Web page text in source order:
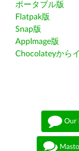
ポータブル版
Flatpak版
Snap版
AppImage版
Chocolateyから
Our